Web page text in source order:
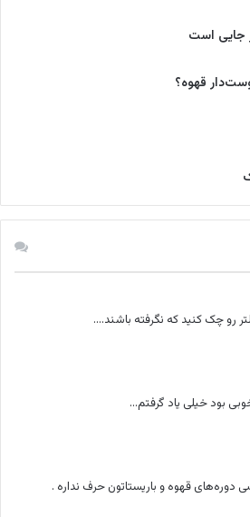
است
قهوه؟
رو چک کنید که نگرفته باشند....
بود خیلی یاد گرفتم...
قهوه و باریستاتون حرف نداره .